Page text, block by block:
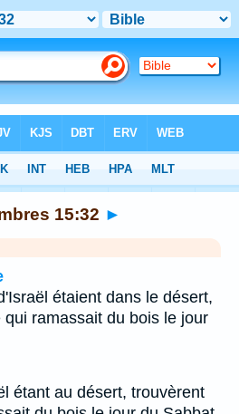
15:32 ►
étaient dans le désert,
ramassait du bois le jour
étant au désert, trouvèrent